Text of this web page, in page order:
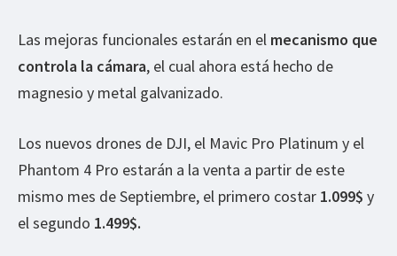
Las mejoras funcionales estarán en el mecanismo que
controla la cámara, el cual ahora está hecho de
magnesio y metal galvanizado.
Los nuevos drones de DJI, el Mavic Pro Platinum y el
Phantom 4 Pro estarán a la venta a partir de este
mismo mes de Septiembre, el primero costar 1.099$ y
el segundo 1.499$.